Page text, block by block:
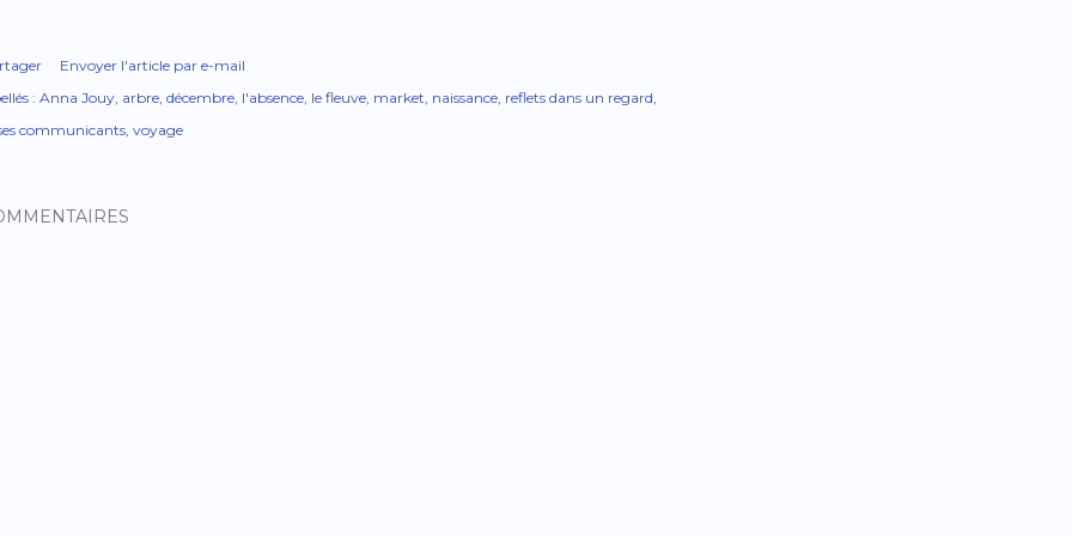
Envoyer l'article par e-mail
: Anna Jouy arbre décembre l'absence le fleuve market naissance reflets dans un regard
communicants voyage